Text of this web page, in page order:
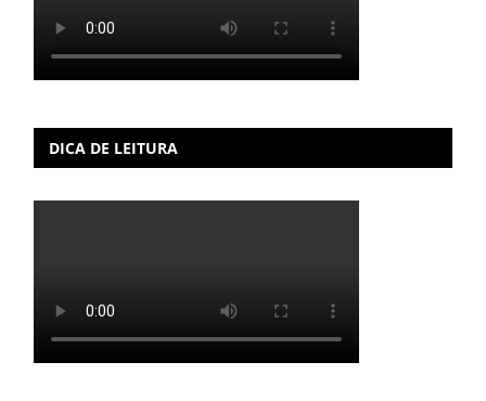
DICA DE LEITURA